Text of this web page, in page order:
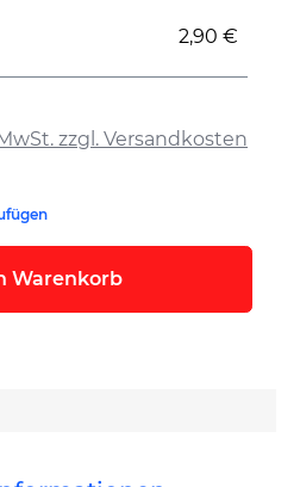
zzgl. Versandkosten
2,90 €
Warenkorb